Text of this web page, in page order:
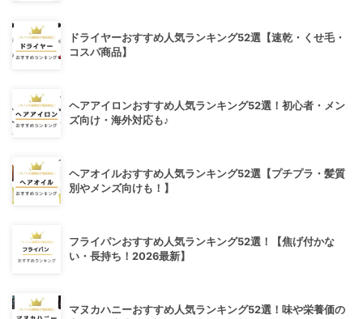
ドライヤーおすすめ人気ランキング52選【速乾・くせ毛・
コスパ商品】
ヘアアイロンおすすめ人気ランキング52選！初心者・メン
ズ向け・海外対応も♪
ヘアオイルおすすめ人気ランキング52選【プチプラ・髪質
別やメンズ向けも！】
フライパンおすすめ人気ランキング52選！【焦げ付かな
い・長持ち！2026最新】
マヌカハニーおすすめ人気ランキング52選！味や栄養価の